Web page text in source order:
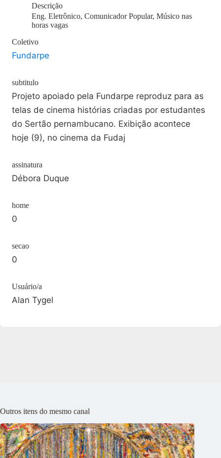
Descrição
Eng. Eletrônico, Comunicador Popular, Músico nas
horas vagas
Coletivo
Fundarpe
subtitulo
Projeto apoiado pela Fundarpe reproduz para as
telas de cinema histórias criadas por estudantes
do Sertão pernambucano. Exibição acontece
hoje (9), no cinema da Fudaj
assinatura
Débora Duque
home
0
secao
0
Usuário/a
Alan Tygel
Outros itens do mesmo canal